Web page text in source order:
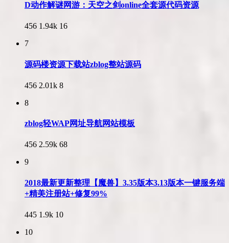
D动作解谜网游：天空之剑online全套源代码资源
456 1.94k 16
7
源码楼资源下载站zblog整站源码
456 2.01k 8
8
zblog轻WAP网址导航网站模板
456 2.59k 68
9
2018最新更新整理【魔兽】3.35版本3.13版本一键服务端
+精美注册站+修复99%
445 1.9k 10
10